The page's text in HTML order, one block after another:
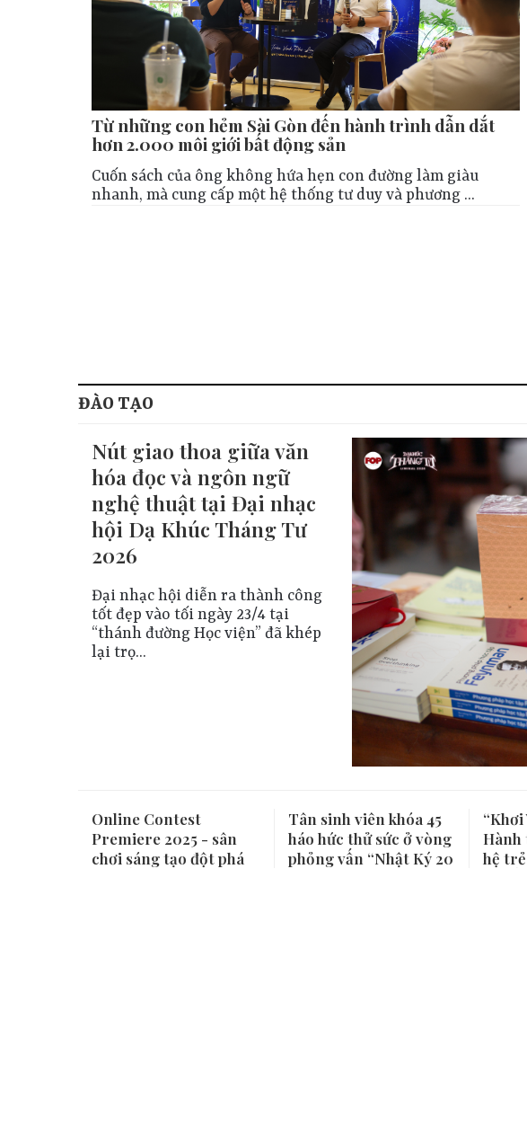
Từ những con hẻm Sài Gòn đến hành trình dẫn dắt
hơn 2.000 môi giới bất động sản
Cuốn sách của ông không hứa hẹn con đường làm giàu
nhanh, mà cung cấp một hệ thống tư duy và phương ...
ĐÀO TẠO
Nút giao thoa giữa văn
hóa đọc và ngôn ngữ
nghệ thuật tại Đại nhạc
hội Dạ Khúc Tháng Tư
2026
Đại nhạc hội diễn ra thành công
tốt đẹp vào tối ngày 23/4 tại
“thánh đường Học viện” đã khép
lại trọ...
Online Contest
Premiere 2025 - sân
chơi sáng tạo đột phá
Tân sinh viên khóa 45
háo hức thử sức ở vòng
phỏng vấn “Nhật Ký 20
“Khơi
hệ